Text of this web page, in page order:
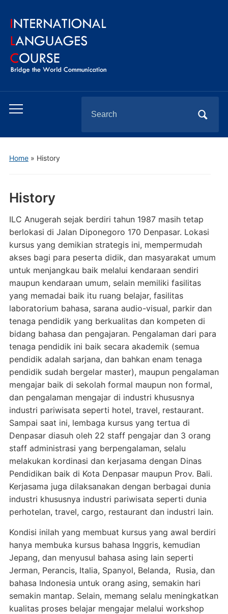
Toggle
menu
for:
Home» History
History
ILC Anugerah sejak berdiri tahun 1987 masih tetap
berlokasi di Jalan Diponegoro 170 Denpasar. Lokasi
kursus yang demikian strategis ini, mempermudah
akses bagi para peserta didik, dan masyarakat umum
untuk menjangkau baik melalui kendaraan sendiri
maupun kendaraan umum, selain memiliki fasilitas
yang memadai baik itu ruang belajar, fasilitas
laboratorium bahasa, sarana audio-visual, parkir dan
tenaga pendidik yang berkualitas dan kompeten di
bidang bahasa dan pengajaran. Pengalaman dari para
tenaga pendidik ini baik secara akademik (semua
pendidik adalah sarjana, dan bahkan enam tenaga
pendidik sudah bergelar master), maupun pengalaman
mengajar baik di sekolah formal maupun non formal,
dan pengalaman mengajar di industri khususnya
industri pariwisata seperti hotel, travel, restaurant.
Sampai saat ini, lembaga kursus yang tertua di
Denpasar diasuh oleh 22 staff pengajar dan 3 orang
staff administrasi yang berpengalaman, selalu
melakukan kordinasi dan kerjasama dengan Dinas
Pendidikan baik di Kota Denpasar maupun Prov. Bali.
Kerjasama juga dilaksanakan dengan berbagai dunia
industri khususnya industri pariwisata seperti dunia
perhotelan, travel, cargo, restaurant dan industri lain.
Kondisi inilah yang membuat kursus yang awal berdiri
hanya membuka kursus bahasa Inggris, kemudian
Jepang, dan menyusul bahasa asing lain seperti
Jerman, Perancis, Italia, Spanyol, Belanda, Rusia, dan
bahasa Indonesia untuk orang asing, semakin hari
semakin mantap. Selain, memang selalu meningkatkan
kualitas proses belajar mengajar melalui workshop